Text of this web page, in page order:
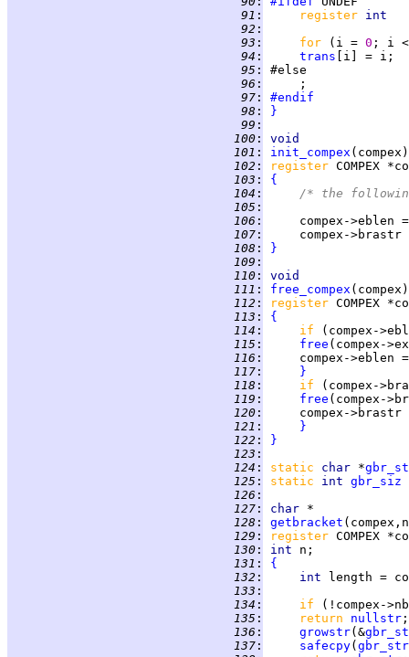
  91
: register
  92
:
  93
: for (i = 0 ; i
  94
: trans
  95
:
  96
:
  97
:
#endif
  98
:
}
  99
:
100 :
void
101 :
init_compex
102 :
register
103 :
{
104 :
/* the
105 :
106 :
compex->eblen
107 :
compex-
108 :
}
109 :
110 :
void
111 :
free_compex
112 :
register
113 :
{
114 : if
(compex-
115 :
free
116 :
compex->eblen
117 :
}
118 : if
(compex-
119 :
free
120 :
compex-
121 :
}
122 :
}
123 :
124 : static char *
125 : static int gbr_siz
126 :
127 : char
128 :
getbracket
129 :
register
130 : int
131 :
{
132 :
int
133 :
134 : if
(!compex-
135 : return nullstr
136 : growstr(&
137 : safecpy( gbr_str